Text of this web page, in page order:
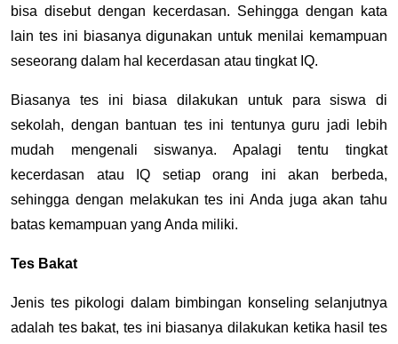
bisa disebut dengan kecerdasan. Sehingga dengan kata
lain tes ini biasanya digunakan untuk menilai kemampuan
seseorang dalam hal kecerdasan atau tingkat IQ.
Biasanya tes ini biasa dilakukan untuk para siswa di
sekolah, dengan bantuan tes ini tentunya guru jadi lebih
mudah mengenali siswanya. Apalagi tentu tingkat
kecerdasan atau IQ setiap orang ini akan berbeda,
sehingga dengan melakukan tes ini Anda juga akan tahu
batas kemampuan yang Anda miliki.
Tes Bakat
Jenis tes pikologi dalam bimbingan konseling selanjutnya
adalah tes bakat, tes ini biasanya dilakukan ketika hasil tes